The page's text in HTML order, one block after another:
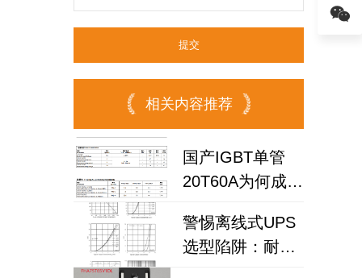
相关内容推荐
国产IGBT单管
20T60A为何成为
能电源优选？
警惕离线式UPS
选型陷阱：耐压
